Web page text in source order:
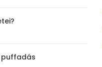
puffadás